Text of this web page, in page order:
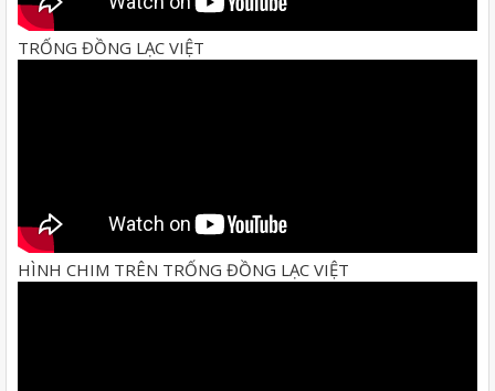
TRỐNG ĐỒNG LẠC VIỆT
HÌNH CHIM TRÊN TRỐNG ĐỒNG LẠC VIỆT